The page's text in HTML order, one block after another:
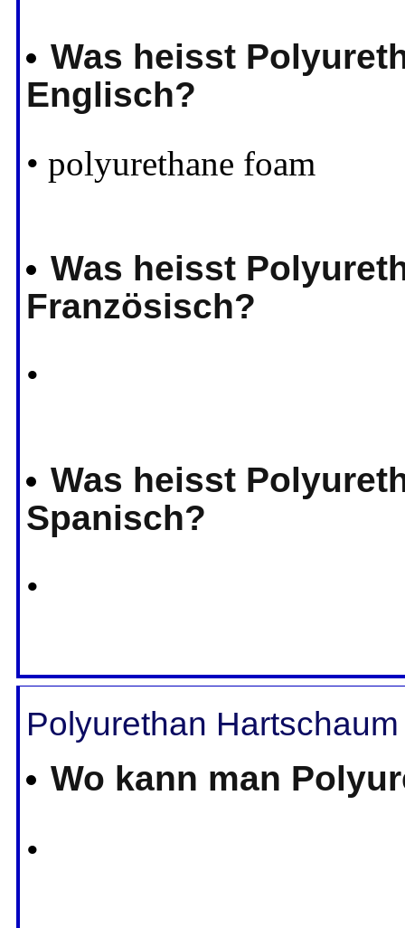
Was heisst
Englisch?
• polyurethane foam
Was heisst
Französisch?
•
Was heisst
Spanisch?
•
Polyurethan
Wo kann man
•